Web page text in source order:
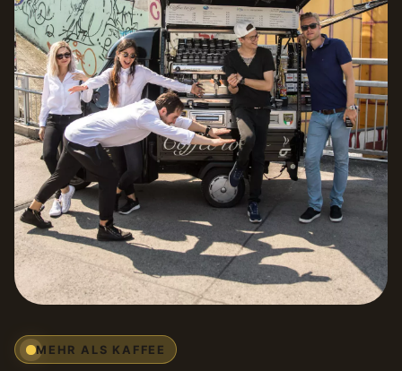
MEHR ALS KAFFEE